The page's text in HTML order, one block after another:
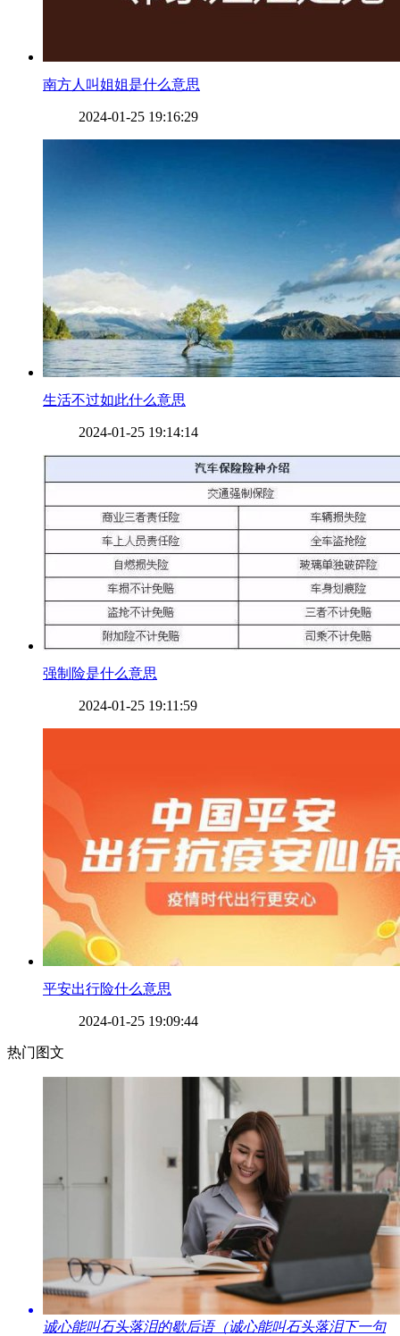
​南方人叫姐姐是什么意思
2024-01-25 19:16:29
​生活不过如此什么意思
2024-01-25 19:14:14
​强制险是什么意思
2024-01-25 19:11:59
​平安出行险什么意思
2024-01-25 19:09:44
热门图文
​诚心能叫石头落泪的歇后语（诚心能叫石头落泪下一句